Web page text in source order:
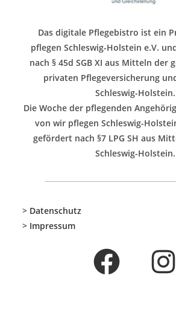
Das digitale Pflegebistro ist ein
pflegen Schleswig-Holstein e.V.
nach § 45d SGB XI aus Mitteln der
privaten Pflegeversicherung
Schleswig-Holstein.
Die Woche der pflegenden
von wir pflegen Schleswig-
gefördert nach §7 LPG SH aus
Schleswig-Holstein.
> Datenschutz
> Impressum